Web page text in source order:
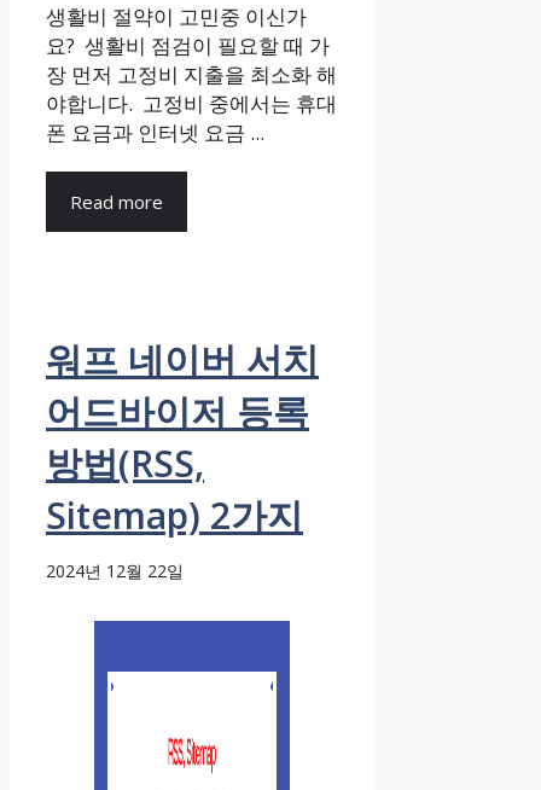
생활비 절약이 고민중 이신가
요? 생활비 점검이 필요할 때 가
장 먼저 고정비 지출을 최소화 해
야합니다. 고정비 중에서는 휴대
폰 요금과 인터넷 요금 ...
Read more
워프 네이버 서치
어드바이저 등록
방법(RSS,
Sitemap) 2가지
2024년 12월 22일